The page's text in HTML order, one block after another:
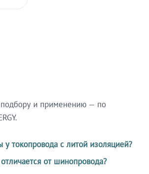
подбору и применению — по
у токопровода с литой изоляцией?
от шинопровода?